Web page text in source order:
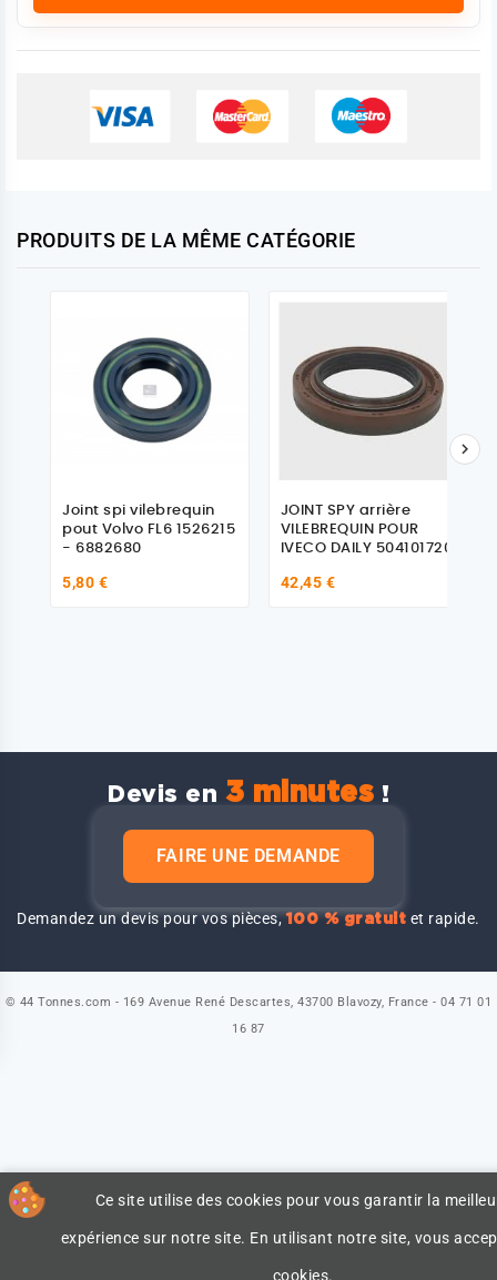
PRODUITS DE LA MÊME CATÉGORIE
Joint spi vilebrequin
pout Volvo FL6 1526215
- 6882680
5,80 €
JOINT SPY arrière
VILEBREQUIN POUR
IVECO DAILY 504101720
42,45 €

Devis en 3 minutes !
FAIRE UNE DEMANDE
Demandez un devis pour vos pièces,100 % gratuit et rapide.
Ce site utilise des cookies pour vous garantir la
expérience sur notre site. En utilisant notre site, vous
cookies.
© 44 Tonnes.com - 169 Avenue René Descartes, 43700 Blavozy, France - 04 71 01
16 87